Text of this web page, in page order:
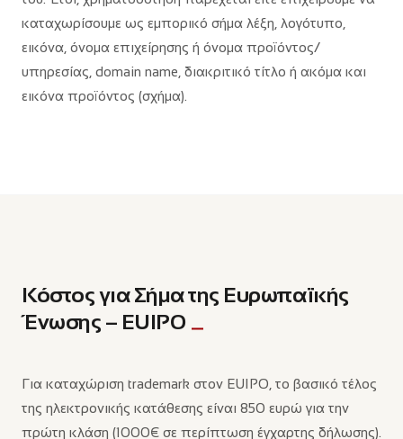
καταχωρίσουμε ως εμπορικό σήμα λέξη, λογότυπο,
εικόνα, όνομα επιχείρησης ή όνομα προϊόντος/
υπηρεσίας, domain name, διακριτικό τίτλο ή ακόμα και
εικόνα προϊόντος (σχήμα).
Κόστος για Σήμα της Ευρωπαϊκής
Ένωσης – EUIPO
Για καταχώριση trademark στον EUIPO, το βασικό τέλος
της ηλεκτρονικής κατάθεσης είναι 850 ευρώ για την
πρώτη κλάση (1000€ σε περίπτωση έγχαρτης δήλωσης).